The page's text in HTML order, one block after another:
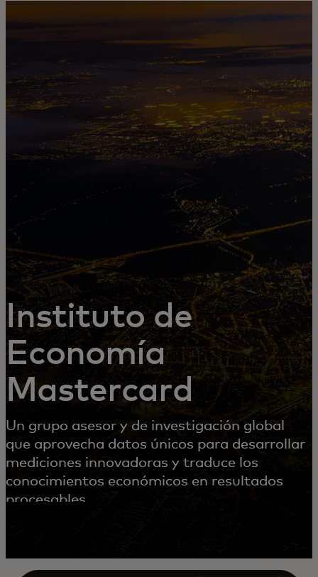
Para ti
Para empresas
Para el mundo
Para innovadores
Noticias y tendencias
Instituto de
Economía
Mastercard
Un grupo asesor y de investigación global
que aprovecha datos únicos para desarrollar
mediciones innovadoras y traduce los
conocimientos económicos en resultados
procesables.